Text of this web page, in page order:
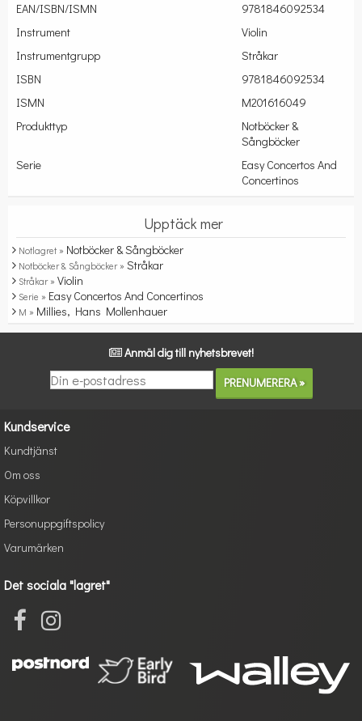
EAN/ISBN/ISMN
9781846092534
Instrument
Violin
Instrumentgrupp
Stråkar
ISBN
9781846092534
ISMN
M201616049
Produkttyp
Notböcker &
Sångböcker
Serie
Easy Concertos And
Concertinos
Upptäck mer
Notlagret » Notböcker & Sångböcker
Notböcker & Sångböcker » Stråkar
Stråkar » Violin
Serie » Easy Concertos And Concertinos
M » Millies, Hans Mollenhauer
Anmäl dig till nyhetsbrevet!
Kundservice
Kundtjänst
Om oss
Köpvillkor
Personuppgiftspolicy
Varumärken
Det sociala "lagret"